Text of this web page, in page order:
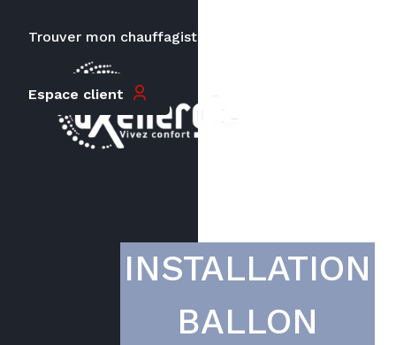
Trouver mon chauffagiste
Espace client
INSTALLATION
BALLON